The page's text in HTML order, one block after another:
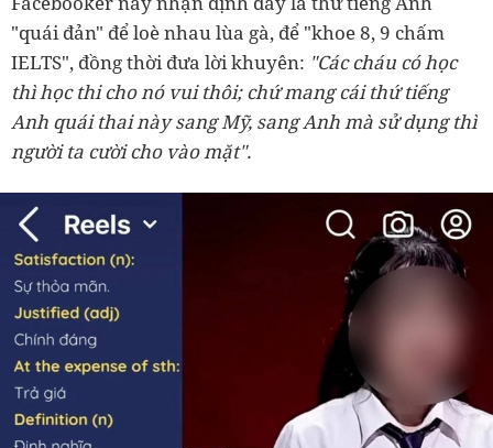
"quái đản" để loè nhau lùa gà, để "khoe 8, 9 chấm
IELTS", đồng thời đưa lời khuyên: "Các cháu có học
thì học thi cho nó vui thôi; chứ mang cái thứ tiếng
Anh quái thai này sang Mỹ, sang Anh mà sử dụng thì
người ta cười cho vào mặt".